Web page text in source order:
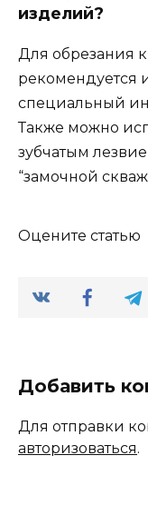
изделий?
Для обрезания
рекомендуется
специальный
Также можно
зубчатым
“замочной
Оцените статью
Добавить
Для отправки
авторизоваться.